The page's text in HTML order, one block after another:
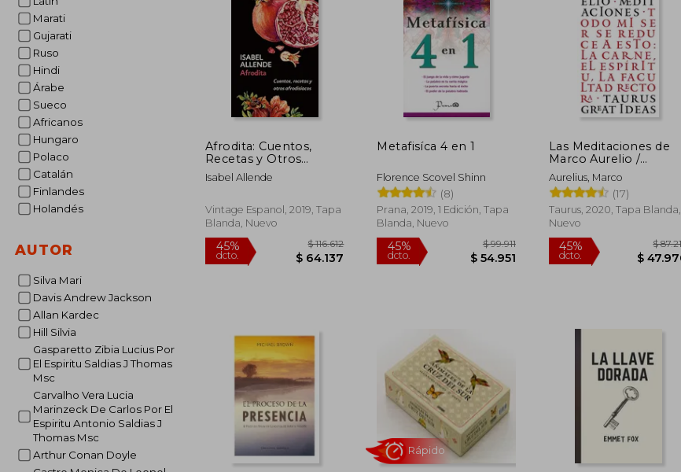
Marati
Gujarati
Ruso
Hindi
Árabe
Sueco
Africanos
Hungaro
Polaco
Catalán
Finlandes
Holandés
AUTOR
Silva Mari
Davis Andrew Jackson
Allan Kardec
Hill Silvia
Gasparetto Zibia Lucius Por
El Espiritu Saldias J Thomas
Msc
Carvalho Vera Lucia
Marinzeck De Carlos Por El
Espiritu Antonio Saldias J
Thomas Msc
Arthur Conan Doyle
Afrodita: Cuentos,
Recetas y Otros
Afrodisíacos
Isabel Allende
Vintage Espanol, 2019, Tapa
Blanda, Nuevo
45%
dcto.
Metafisíca 4 en 1
Florence Scovel Shinn
(8)
Prana, 2019, 1 Edición, Tapa
Blanda, Nuevo
45%
dcto.
Las Meditaciones de
Marco Aurelio /
Meditations: Todo mi
ser se reduce a esto:
La carne, el espíritu, la
facultad rectora
Aurelius, Marco
(17)
Taurus, 2020, Tapa Blanda,
Nuevo
dcto.